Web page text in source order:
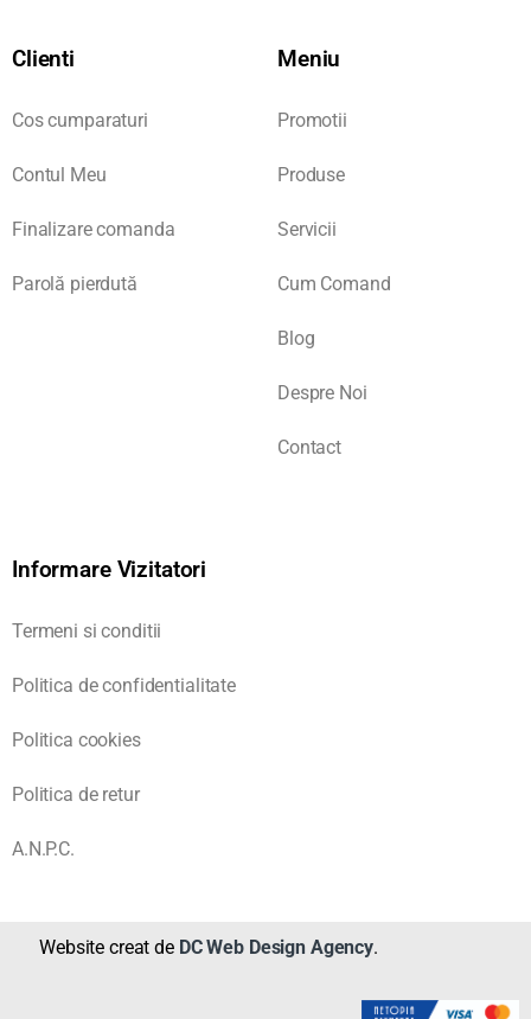
Clienti
Cos cumparaturi
Contul Meu
Finalizare comanda
Parolă pierdută
Meniu
Promotii
Produse
Servicii
Cum Comand
Blog
Despre Noi
Contact
Informare Vizitatori
Termeni si conditii
Politica de confidentialitate
Politica cookies
Politica de retur
A.N.P.C.
Website creat de DC Web Design Agency.